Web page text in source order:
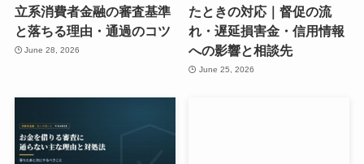
立系消費者金融の審査基準
と落ちる理由・通過のコツ
June 28, 2026
たときの対応｜督促の流
れ・遅延損害金・信用情報
への影響と相談先
June 25, 2026